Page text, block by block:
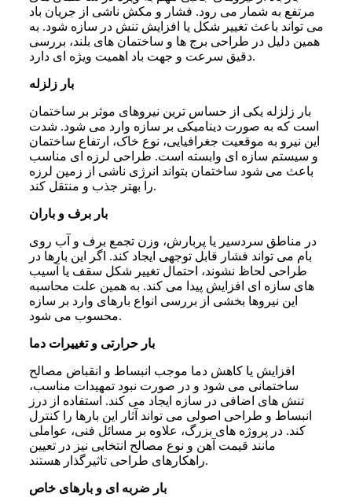
مرتفع به شمار می رود. فشار و مکش ناشی از جریان باد
می تواند باعث تغییر شکل یا افزایش تنش در سازه شود. به
همین دلیل در طراحی برج ها و ساختمان های بلند، بررسی
دقیق سرعت و جهت باد اهمیت ویژه ای دارد.
بار زلزله
بار زلزله یکی از حساس ترین نیروهای موثر بر ساختمان
است که به صورت دینامیکی بر سازه وارد می شود. شدت
این نیرو به موقعیت جغرافیایی، نوع خاک، ارتفاع ساختمان
و سیستم سازه ای وابسته است. طراحی لرزه ای مناسب
باعث می شود ساختمان بتواند انرژی ناشی از زمین لرزه
را بهتر جذب و منتقل کند.
بار برف و باران
در مناطق سردسیر یا پربارش، وزن تجمع برف و آب روی
بام می تواند فشار قابل توجهی ایجاد کند. اگر این بارها در
طراحی لحاظ نشوند، احتمال تغییر شکل سقف یا آسیب
های سازه ای افزایش پیدا می کند. به همین علت محاسبه
این نیروها بخشی از بررسی انواع بارهای وارد بر سازه
محسوب می شود.
بار حرارتی و تغییرات دما
افزایش یا کاهش دما موجب انبساط و انقباض مصالح
ساختمانی می شود و در صورت نبود تمهیدات مناسب،
تنش های اضافی در سازه ایجاد می کند. استفاده از درز
انبساط و طراحی اصولی می تواند آثار این بارها را کنترل
کند. در پروژه های بزرگ، علاوه بر مسائل فنی، عواملی
مانند قیمت آهن و نوع مصالح انتخابی نیز در تعیین
راهکارهای طراحی تاثیرگذار هستند.
بار ضربه ای و بارهای خاص